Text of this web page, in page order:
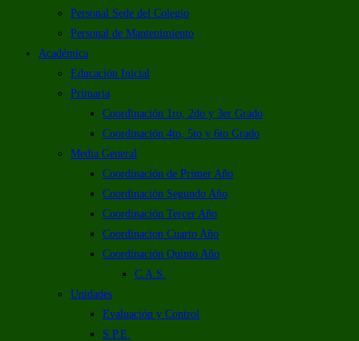
Personal Sede del Colegio
Personal de Mantenimiento
Académica
Educación Inicial
Primaria
Coordinación 1ro, 2do y 3er Grado
Coordinación 4to, 5to y 6to Grado
Media General
Coordinación de Primer Año
Coordinación Segundo Año
Coordinación Tercer Año
Coordinacion Cuarto Año
Coordinación Quinto Año
C.A.S.
Unidades
Evaluación y Control
S.P.E.